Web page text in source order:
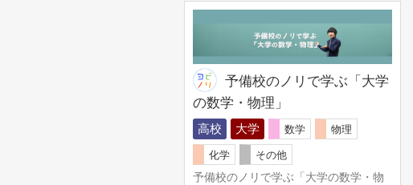
予備校のノリで学ぶ「大学
の数学・物理」
高校 大学 数学 物理
化学
その他
予備校のノリで学ぶ「大学の数学・物